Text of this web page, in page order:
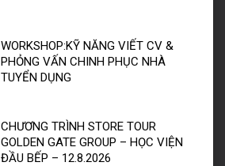
WORKSHOP:KỸ NĂNG VIẾT CV &
PHỎNG VẤN CHINH PHỤC NHÀ
TUYỂN DỤNG
CHƯƠNG TRÌNH STORE TOUR
GOLDEN GATE GROUP – HỌC VIỆN
ĐẦU BẾP – 12.8.2026